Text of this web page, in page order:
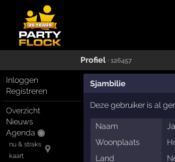
Profiel · 126457
Inloggen
Registreren
Overzicht
Nieuws
Agenda
nu & straks
kaart
Sjambilie
Deze gebruiker is al
Naam
Woonplaats
Land